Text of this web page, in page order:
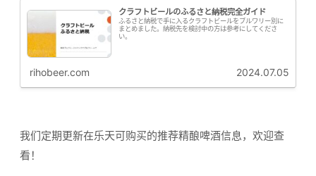
クラフトビールのふるさと納税完全ガイド
ふるさと納税で手に入るクラフトビールをブルワリー別に
まとめました。納税先を検討中の方は参考にしてくださ
い。
rihobeer.com 2024.07.05
我们定期更新在乐天可购买的推荐精酿啤酒信息，欢迎查
看！